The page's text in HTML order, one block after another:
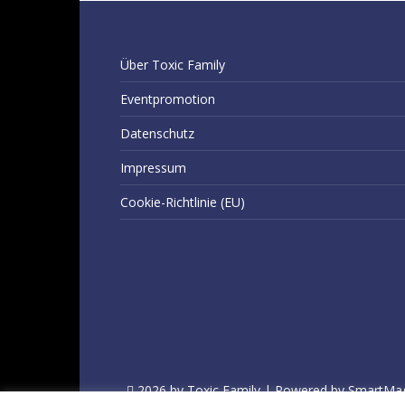
Über Toxic Family
Eventpromotion
Datenschutz
Impressum
Cookie-Richtlinie (EU)
2026 by Toxic Family | Powered by